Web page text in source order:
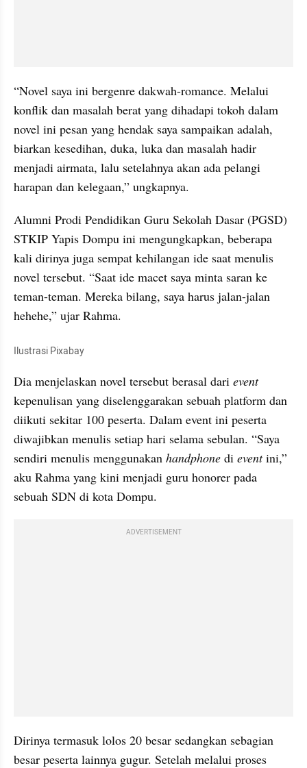
“Novel saya ini bergenre dakwah-romance. Melalui
konflik dan masalah berat yang dihadapi tokoh dalam
novel ini pesan yang hendak saya sampaikan adalah,
biarkan kesedihan, duka, luka dan masalah hadir
menjadi airmata, lalu setelahnya akan ada pelangi
harapan dan kelegaan,” ungkapnya.
Alumni Prodi Pendidikan Guru Sekolah Dasar (PGSD)
STKIP Yapis Dompu ini mengungkapkan, beberapa
kali dirinya juga sempat kehilangan ide saat menulis
novel tersebut. “Saat ide macet saya minta saran ke
teman-teman. Mereka bilang, saya harus jalan-jalan
hehehe,” ujar Rahma.
Ilustrasi Pixabay
Dia menjelaskan novel tersebut berasal dari
event
kepenulisan yang diselenggarakan sebuah platform dan
diikuti sekitar 100 peserta. Dalam event ini peserta
diwajibkan menulis setiap hari selama sebulan. “Saya
sendiri menulis menggunakan handphone di event ini,”
aku Rahma yang kini menjadi guru honorer pada
sebuah SDN di kota Dompu.
ADVERTISEMENT
Dirinya termasuk lolos 20 besar sedangkan sebagian
besar peserta lainnya gugur. Setelah melalui proses